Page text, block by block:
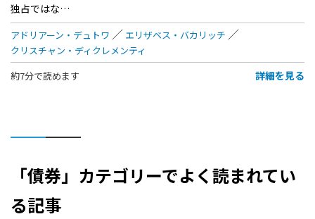
独占ではな…
アドリアーン・デュトワ
エリザベス・バカリッチ
クリスチャン・ディクレメンティ
約7分で読めます
詳細を見る
「債券」カテゴリーでよく読まれてい
る記事